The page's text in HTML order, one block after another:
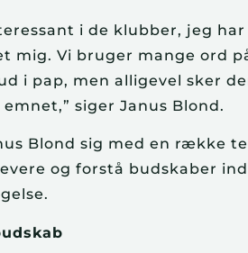
i de klubber, jeg
mig. Vi bruger mange ord
i pap, men alligevel sker
siger Janus Blond.
Blond sig med en række
og forstå budskaber